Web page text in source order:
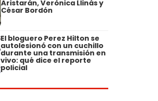
Aristarán, Verónica Llinás y
César Bordón
El bloguero Perez Hilton se
autolesionó con un cuchillo
durante una transmisión en
vivo: qué dice el reporte
policial